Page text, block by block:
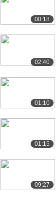
[14] 纳米技术与
[15] 纳米技术与
[16] 纳米与未来
[17] 纳米与未来
[18] 纳米与未来
00:18
02:40
01:10
01:15
09:27